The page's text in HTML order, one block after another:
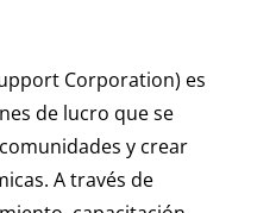
Corporation) es
de lucro que se
y crear
A través de